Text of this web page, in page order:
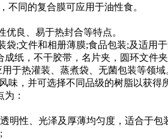
不同的复合膜可应用于油性食。
良、易于热封合等特点。
;文件和相册薄膜;食品包装;及适
纸，不干胶带，名片夹，圆环文件夹
于热灌装、蒸煮袋、无菌包装等领
，并可选择不同品级的树脂以获得
：
明性、光泽及厚薄均匀度，适合于包